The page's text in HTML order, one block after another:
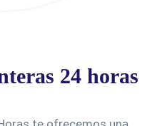
24 horas